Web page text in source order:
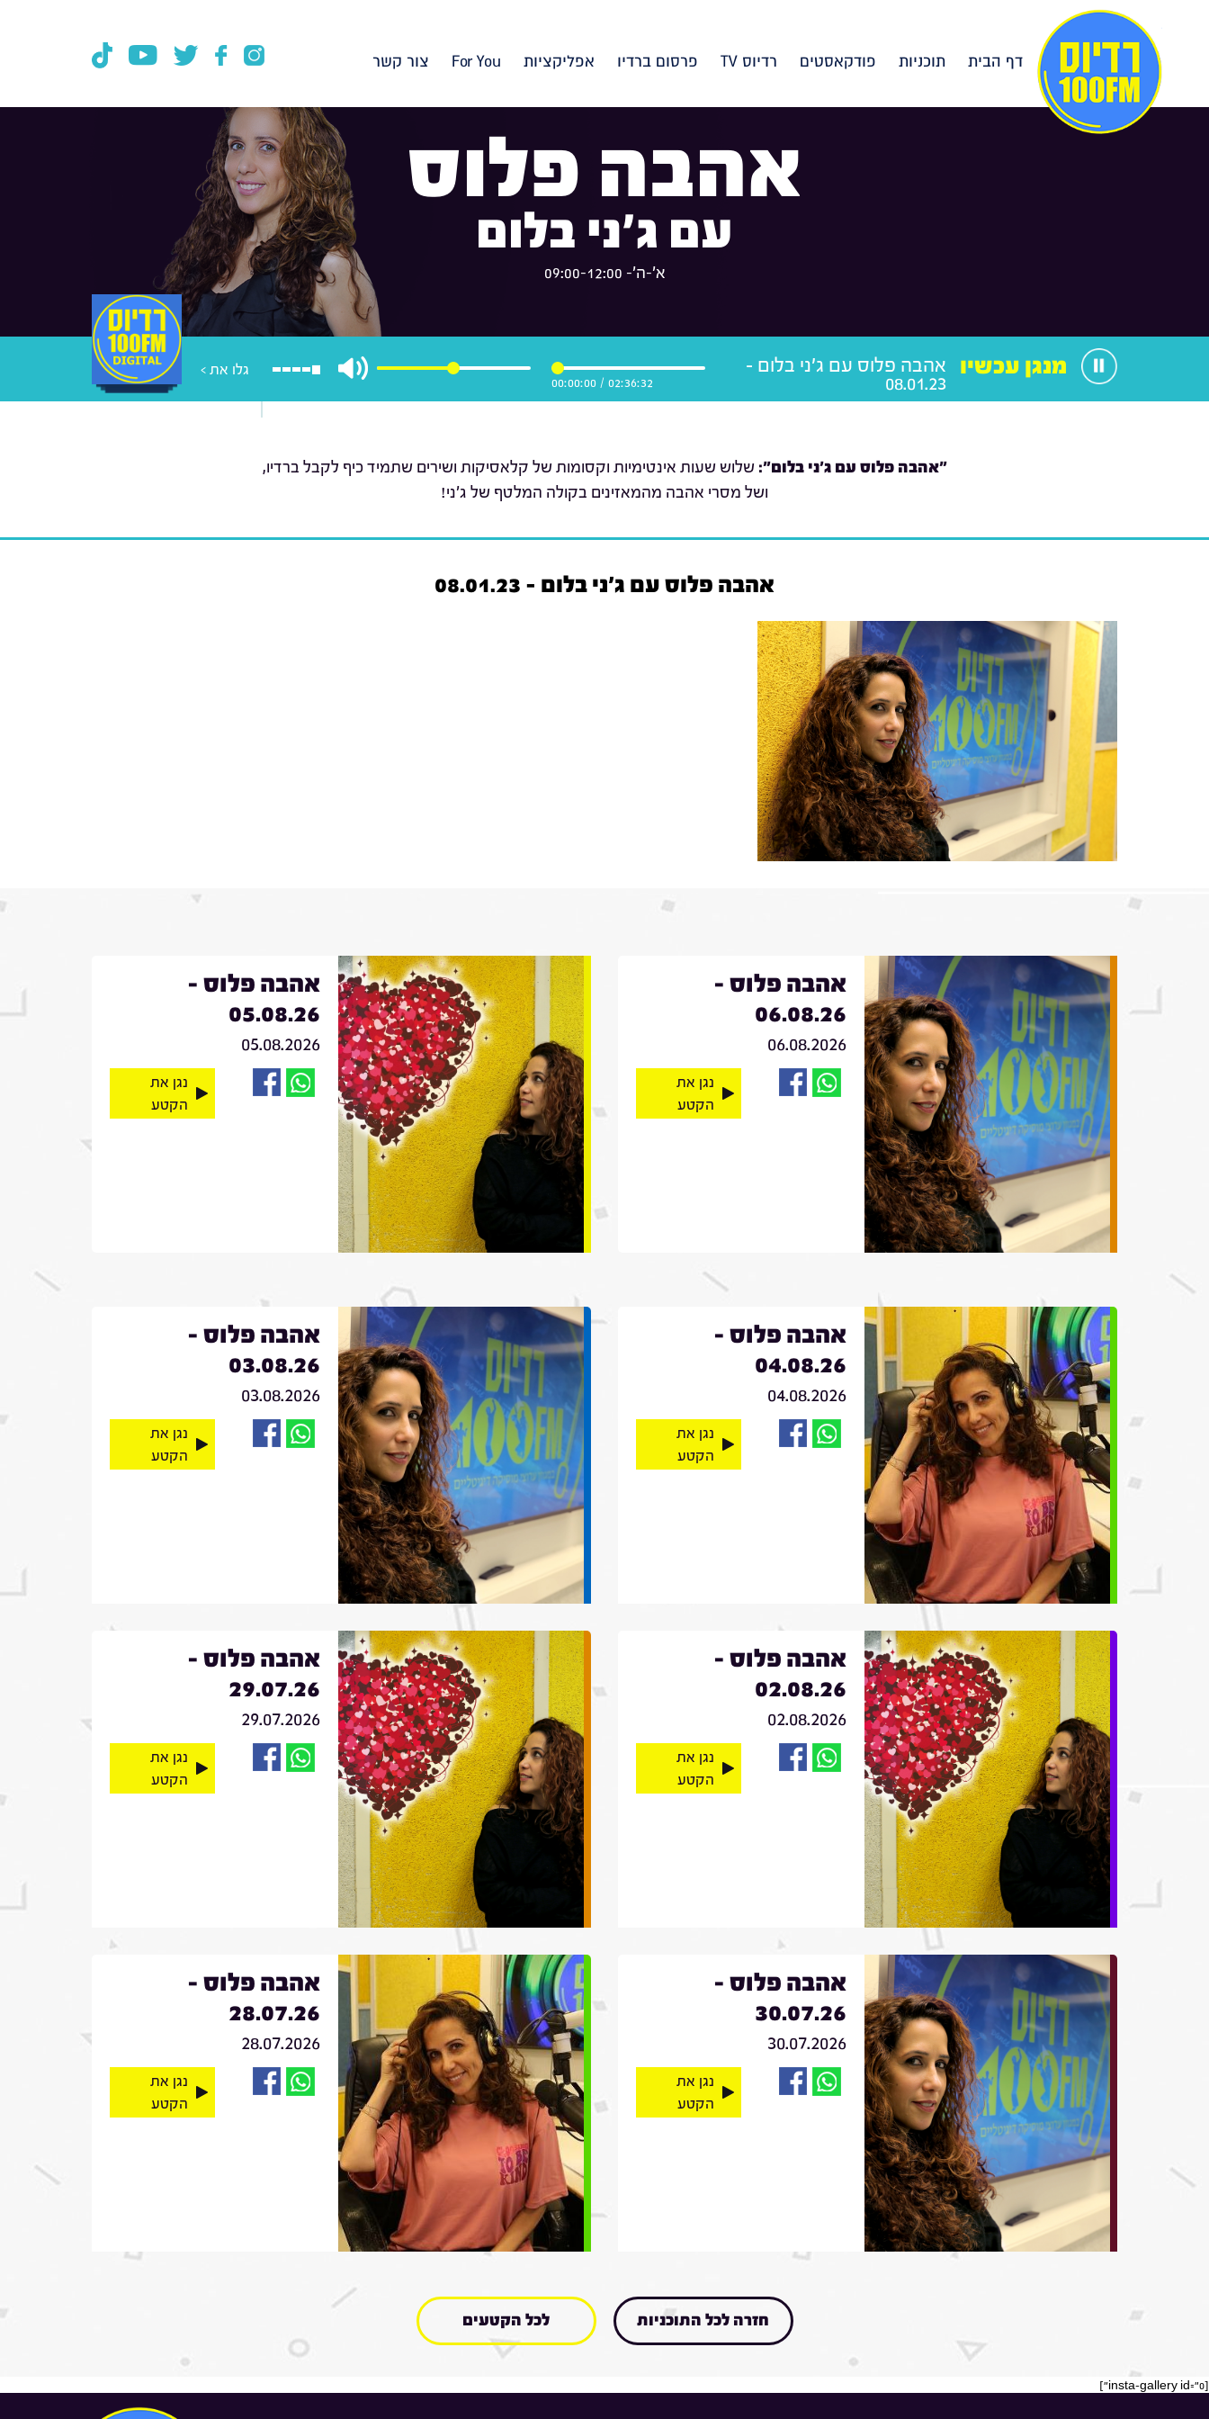
דף הבית תוכניות פודקאסטים רדיוס TV פרסום ברדיו אפליקציות For You צור קשר
אהבה פלוס
עם ג'ני בלום
א'-ה'- 09:00-12:00
גלו את >
02:36:32
/
00:00:00
מנגן עכשיו אהבה פלוס עם ג'ני בלום -
08.01.23
"אהבה פלוס עם ג'ני בלום": שלוש שעות אינטימיות וקסומות של קלאסיקות ושירים שתמיד כיף לקבל ברדיו,
ושל מסרי אהבה מהמאזינים בקולה המלטף של ג'ני!
אהבה פלוס עם ג'ני בלום - 08.01.23
אהבה פלוס -
06.08.26
06.08.2026
נגן את
הקטע
אהבה פלוס -
05.08.26
05.08.2026
נגן את
הקטע
אהבה פלוס -
04.08.26
04.08.2026
נגן את
הקטע
אהבה פלוס -
03.08.26
03.08.2026
נגן את
הקטע
אהבה פלוס -
02.08.26
02.08.2026
נגן את
הקטע
אהבה פלוס -
29.07.26
29.07.2026
נגן את
הקטע
אהבה פלוס -
30.07.26
30.07.2026
נגן את
הקטע
אהבה פלוס -
28.07.26
28.07.2026
נגן את
הקטע
חזרה לכל התוכניות לכל הקטעים
[insta-gallery id="0"]